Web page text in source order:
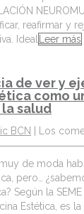
reafirmar y
IdealLeer más
de ver y
como
salud
BCN
Los
de moda
pero…
Según la
Estética, es